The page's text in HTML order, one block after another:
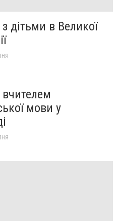
дітьми в Великої
мови у